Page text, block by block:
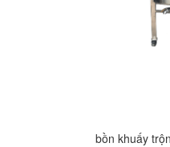
bồn khuấy